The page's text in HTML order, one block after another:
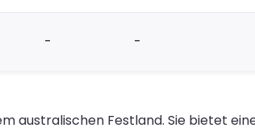
- -
australischen Festland. Sie bietet